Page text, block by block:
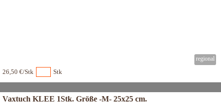
26,50 €/Stk Stk
Vaxtuch KLEE 1Stk. Größe -M- 25x25 cm.